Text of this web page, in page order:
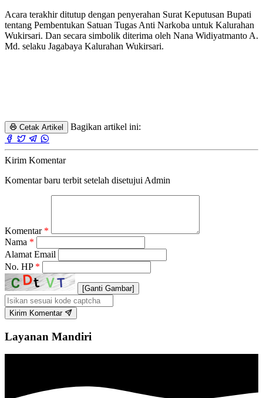
Acara terakhir ditutup dengan penyerahan Surat Keputusan Bupati
tentang Pembentukan Satuan Tugas Anti Narkoba untuk Kalurahan
Wukirsari. Dan secara simbolik diterima oleh Nana Widiyatmanto A.
Md. selaku Jagabaya Kalurahan Wukirsari.
Cetak Artikel Bagikan artikel ini:
Kirim Komentar
Komentar baru terbit setelah disetujui Admin
Komentar *
Nama *
Alamat Email
No. HP *
[Ganti Gambar]
Kirim Komentar
Layanan Mandiri